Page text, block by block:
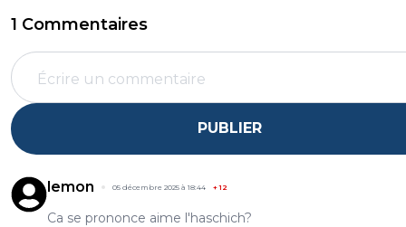
1 Commentaires
PUBLIER
lemon 05 décembre 2025 à 18:44 +12
Ca se prononce aime l'haschich?